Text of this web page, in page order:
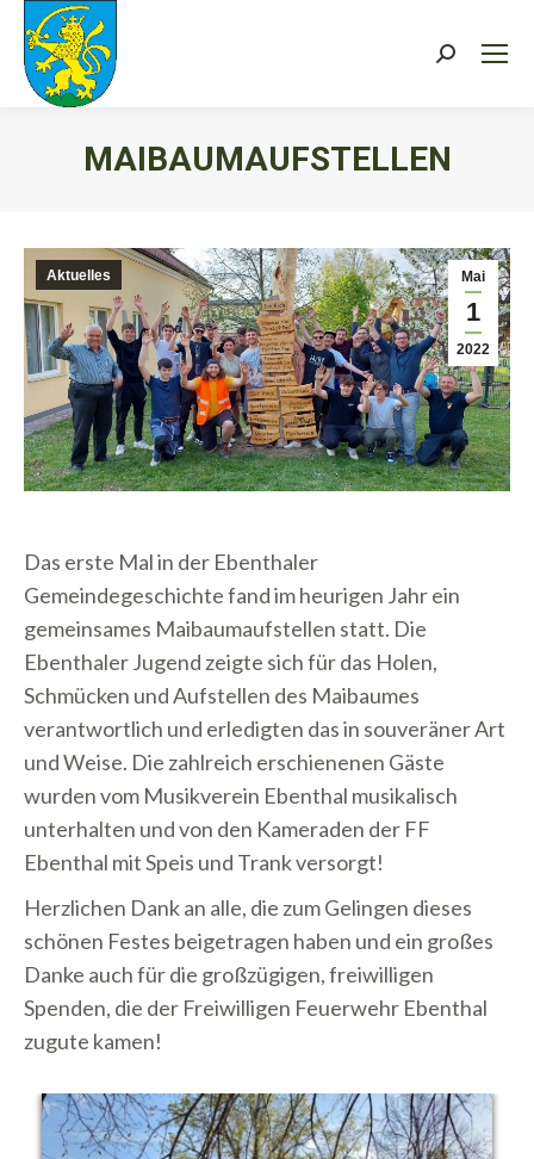
Search:
MAIBAUMAUFSTELLEN
Mai
1
2022
Aktuelles
Das erste Mal in der Ebenthaler
Gemeindegeschichte fand im heurigen Jahr ein
gemeinsames Maibaumaufstellen statt. Die
Ebenthaler Jugend zeigte sich für das Holen,
Schmücken und Aufstellen des Maibaumes
verantwortlich und erledigten das in souveräner Art
und Weise. Die zahlreich erschienenen Gäste
wurden vom Musikverein Ebenthal musikalisch
unterhalten und von den Kameraden der FF
Ebenthal mit Speis und Trank versorgt!
Herzlichen Dank an alle, die zum Gelingen dieses
schönen Festes beigetragen haben und ein großes
Danke auch für die großzügigen, freiwilligen
Spenden, die der Freiwilligen Feuerwehr Ebenthal
zugute kamen!